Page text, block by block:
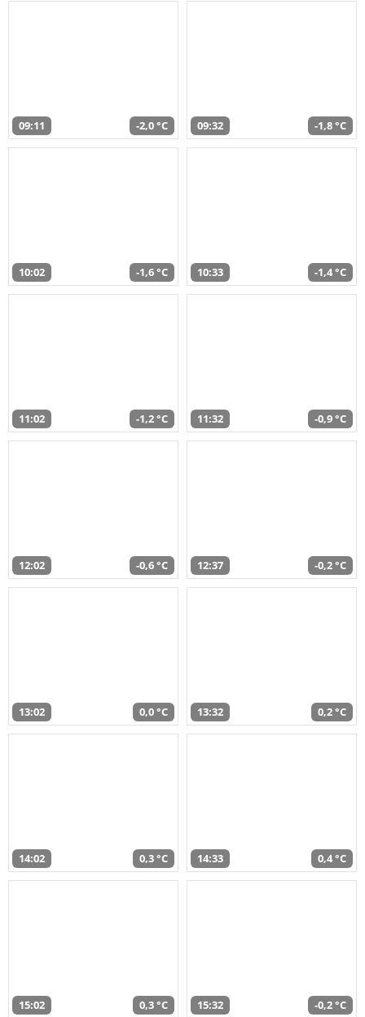
09:11 -2,0 °C 09:32 -1,8 °C
10:02 -1,6 °C 10:33 -1,4 °C
11:02 -1,2 °C 11:32 -0,9 °C
12:02 -0,6 °C 12:37 -0,2 °C
13:02 0,0 °C 13:32 0,2 °C
14:02 0,3 °C 14:33 0,4 °C
15:02 0,3 °C 15:32 -0,2 °C